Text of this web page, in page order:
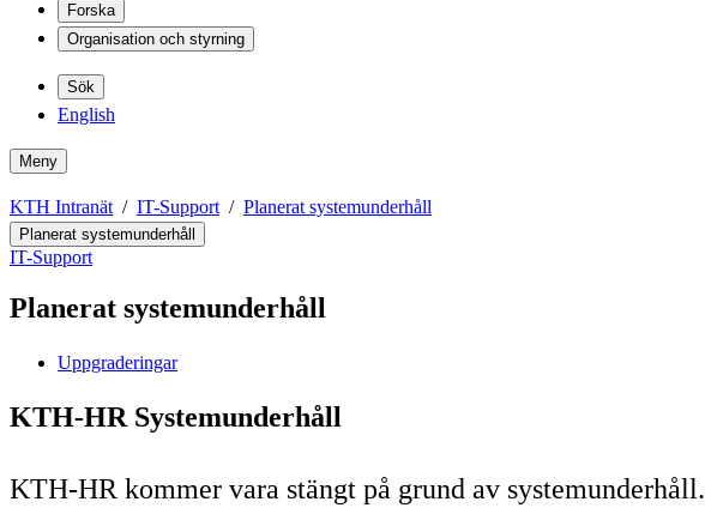
Forska
Organisation och styrning
Sök
English
Meny
KTH Intranät IT-Support Planerat systemunderhåll
Planerat systemunderhåll
IT-Support
Planerat systemunderhåll
Uppgraderingar
KTH-HR Systemunderhåll
KTH-HR kommer vara stängt på grund av systemunderhåll.